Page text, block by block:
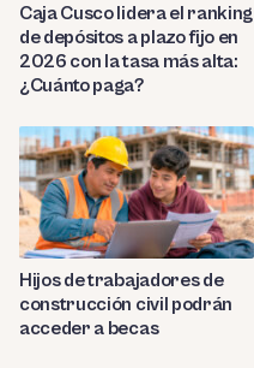
Caja Cusco lidera el ranking
de depósitos a plazo fijo en
2026 con la tasa más alta:
¿Cuánto paga?
Hijos de trabajadores de
construcción civil podrán
acceder a becas